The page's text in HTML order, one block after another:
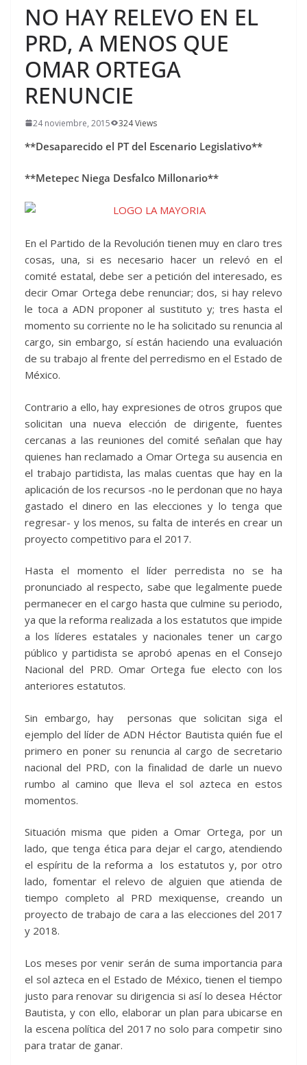
NO HAY RELEVO EN EL
PRD, A MENOS QUE
OMAR ORTEGA
RENUNCIE
24 noviembre, 2015 324 Views
**Desaparecido el PT del Escenario Legislativo**
**Metepec Niega Desfalco Millonario**
En el Partido de la Revolución tienen muy en claro tres
cosas, una, si es necesario hacer un relevó en el
comité estatal, debe ser a petición del interesado, es
decir Omar Ortega debe renunciar; dos, si hay relevo
le toca a ADN proponer al sustituto y; tres hasta el
momento su corriente no le ha solicitado su renuncia al
cargo, sin embargo, sí están haciendo una evaluación
de su trabajo al frente del perredismo en el Estado de
México.
Contrario a ello, hay expresiones de otros grupos que
solicitan una nueva elección de dirigente, fuentes
cercanas a las reuniones del comité señalan que hay
quienes han reclamado a Omar Ortega su ausencia en
el trabajo partidista, las malas cuentas que hay en la
aplicación de los recursos -no le perdonan que no haya
gastado el dinero en las elecciones y lo tenga que
regresar- y los menos, su falta de interés en crear un
proyecto competitivo para el 2017.
Hasta el momento el líder perredista no se ha
pronunciado al respecto, sabe que legalmente puede
permanecer en el cargo hasta que culmine su periodo,
ya que la reforma realizada a los estatutos que impide
a los líderes estatales y nacionales tener un cargo
público y partidista se aprobó apenas en el Consejo
Nacional del PRD. Omar Ortega fue electo con los
anteriores estatutos.
Sin embargo, hay personas que solicitan siga el
ejemplo del líder de ADN Héctor Bautista quién fue el
primero en poner su renuncia al cargo de secretario
nacional del PRD, con la finalidad de darle un nuevo
rumbo al camino que lleva el sol azteca en estos
momentos.
Situación misma que piden a Omar Ortega, por un
lado, que tenga ética para dejar el cargo, atendiendo
el espíritu de la reforma a los estatutos y, por otro
lado, fomentar el relevo de alguien que atienda de
tiempo completo al PRD mexiquense, creando un
proyecto de trabajo de cara a las elecciones del 2017
y 2018.
Los meses por venir serán de suma importancia para
el sol azteca en el Estado de México, tienen el tiempo
justo para renovar su dirigencia si así lo desea Héctor
Bautista, y con ello, elaborar un plan para ubicarse en
la escena política del 2017 no solo para competir sino
para tratar de ganar.